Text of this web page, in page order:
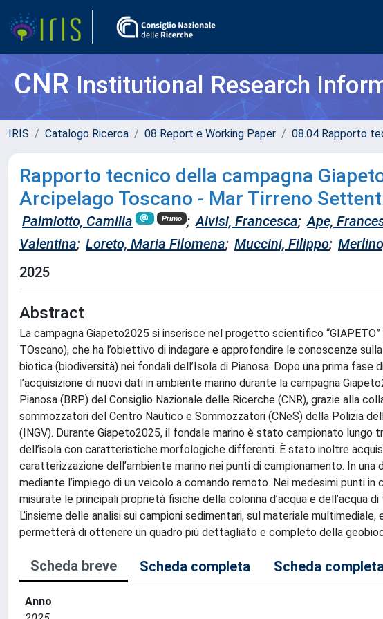
CNRInstitutional Research
IRIS Catalogo Ricerca 08 Report e Working Paper 08.04 Rapporto
Rapporto tecnico della campagna
Arcipelago Toscano - Mar Tirreno
Palmiotto, Camilla Primo ; Alvisi, Francesca; Ape,
Valentina; Loreto, Maria Filomena; Muccini, Filippo;
2025
Abstract
La campagna Giapeto2025 si inserisce nel progetto scientifico
TOscano), che ha l’obiettivo di indagare e approfondire le conoscenze
biotica (biodiversità) nei fondali dell’Isola di Pianosa. Dopo una prima
l’acquisizione di nuovi dati in ambiente marino durante la campagna
Pianosa (BRP) del Consiglio Nazionale delle Ricerche (CNR), grazie alla
sommozzatori del Centro Nautico e Sommozzatori (CNeS) della Polizia
(INGV). Durante Giapeto2025, il fondale marino è stato campionato
dell’isola con caratteristiche morfologiche differenti. È stato inoltre
caratterizzazione dell’ambiente marino nei punti di campionamento. In
mediante l’impiego di un veicolo a comando remoto. Nei medesimi punti
misurate le principali proprietà fisiche della colonna d’acqua e
L’insieme delle analisi sui campioni sedimentari, sul materiale
permetterà di ottenere un quadro più dettagliato e completo della
Scheda breve Scheda completa Scheda
Anno